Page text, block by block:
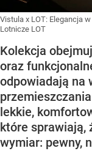
Vistula x LOT: Elegancja
Lotnicze LOT
Kolekcja
oraz
odpowiadają na
lekkie,
które sprawiają,
wymiar: pewny,